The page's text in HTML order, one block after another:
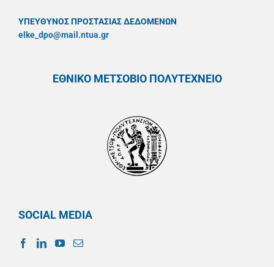
ΥΠΕΥΘYΝΟΣ ΠΡΟΣΤΑΣΙΑΣ ΔΕΔΟΜΕΝΩΝ
elke_dpo@mail.ntua.gr
ΕΘΝΙΚΟ ΜΕΤΣΟΒΙΟ ΠΟΛΥΤΕΧΝΕΙΟ
SOCIAL MEDIA